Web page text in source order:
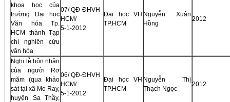
khoa học của
trường Đại học
Văn hóa Tp.
HCM thành Tạp
chí nghiên cứu
văn hóa
07/ QĐ-ĐHVH
HCM/
5-1-2012
Đại học VH
TP.HCM
Nguyễn Xuân
Hồng
2012
Nghi lễ hôn nhân
của người Rơ
măm (qua khảo
sát tại xã Mo Ray,
huyện Sa Thầy,
06/ QĐ-ĐHVH
HCM/
5-1-2012
Đại học VH
TP.HCM
Nguyễn Thị
Thạch Ngọc
2012